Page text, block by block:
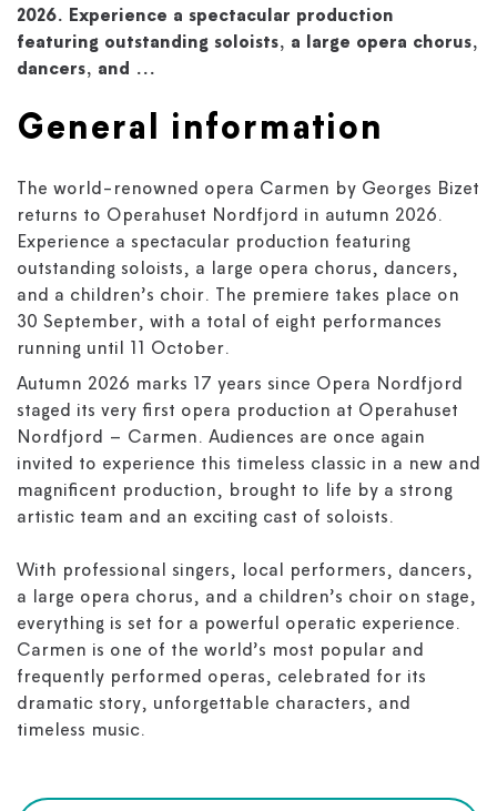
2026. Experience a spectacular production
featuring outstanding soloists, a large opera chorus,
dancers, and ...
General information
The world-renowned opera Carmen by Georges Bizet
returns to Operahuset Nordfjord in autumn 2026.
Experience a spectacular production featuring
outstanding soloists, a large opera chorus, dancers,
and a children’s choir. The premiere takes place on
30 September, with a total of eight performances
running until 11 October.
Autumn 2026 marks 17 years since Opera Nordfjord
staged its very first opera production at Operahuset
Nordfjord – Carmen. Audiences are once again
invited to experience this timeless classic in a new and
magnificent production, brought to life by a strong
artistic team and an exciting cast of soloists.
With professional singers, local performers, dancers,
a large opera chorus, and a children’s choir on stage,
everything is set for a powerful operatic experience.
Carmen is one of the world’s most popular and
frequently performed operas, celebrated for its
dramatic story, unforgettable characters, and
timeless music.